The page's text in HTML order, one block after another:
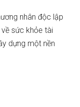
nhân độc lập
sức khỏe tài
dựng một nền